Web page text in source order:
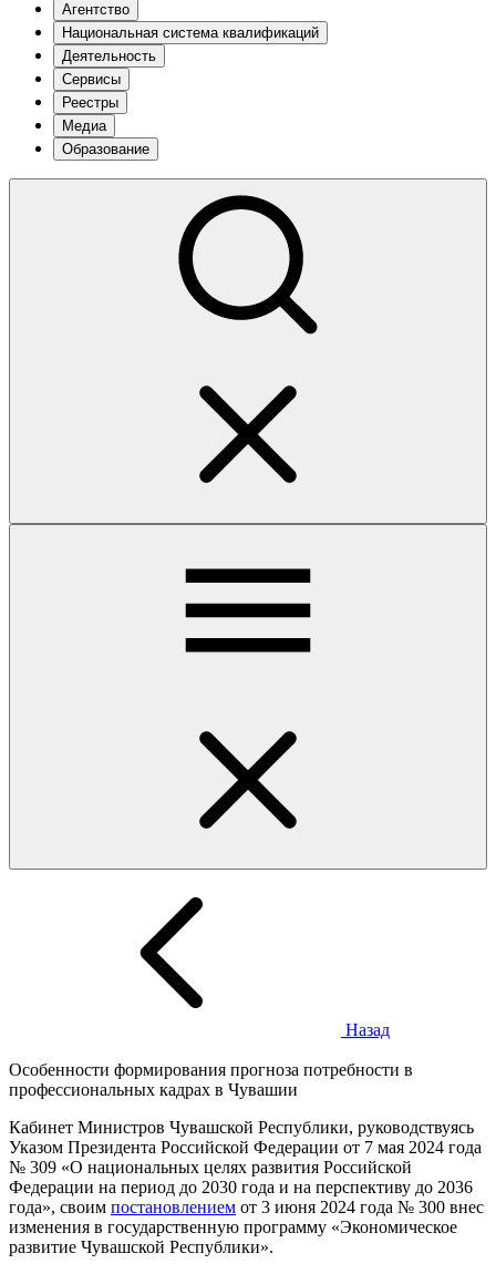
Агентство
Национальная система квалификаций
Деятельность
Сервисы
Реестры
Медиа
Образование
Назад
Особенности формирования прогноза потребности в
профессиональных кадрах в Чувашии
Кабинет Министров Чувашской Республики, руководствуясь
Указом Президента Российской Федерации от 7 мая 2024 года
№ 309 «О национальных целях развития Российской
Федерации на период до 2030 года и на перспективу до 2036
года», своим постановлением от 3 июня 2024 года № 300 внес
изменения в государственную программу «Экономическое
развитие Чувашской Республики».